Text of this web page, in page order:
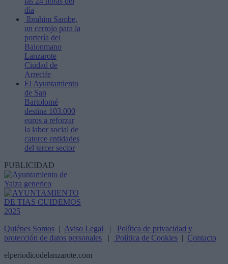
día
Ibrahim Sambe,
un cerrojo para la
portería del
Balonmano
Lanzarote
Ciudad de
Arrecife
El Ayuntamiento
de San
Bartolomé
destina 103.000
euros a reforzar
la labor social de
catorce entidades
del tercer sector
PUBLICIDAD
Quiénes Somos | Aviso Legal | Política de privacidad y
protección de datos personales | Política de Cookies | Contacto
elperiodicodelanzarote.com